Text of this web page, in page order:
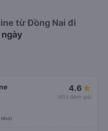
từ Đồng Nai đi
4.6
(653 đánh giá)
Nhất